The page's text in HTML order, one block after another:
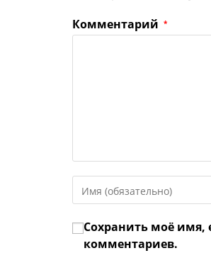
Комментарий *
свое
или
имя
Сохранить моё имя,
комментариев.